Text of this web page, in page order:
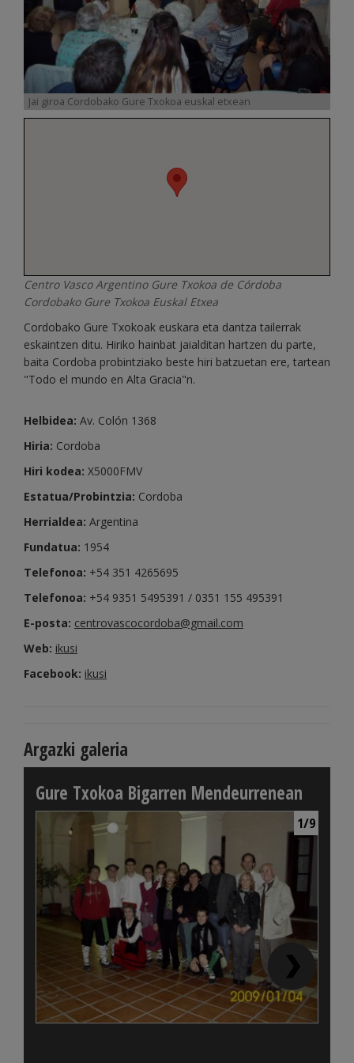
Jai giroa Cordobako Gure Txokoa euskal etxean
Centro Vasco Argentino Gure Txokoa de Córdoba
Cordobako Gure Txokoa Euskal Etxea
Cordobako Gure Txokoak euskara eta dantza tailerrak
eskaintzen ditu. Hiriko hainbat jaialditan hartzen du parte,
baita Cordoba probintziako beste hiri batzuetan ere, tartean
"Todo el mundo en Alta Gracia"n.
Helbidea: Av. Colón 1368
Hiria: Cordoba
Hiri kodea: X5000FMV
Estatua/Probintzia: Cordoba
Herrialdea: Argentina
Fundatua: 1954
Telefonoa: +54 351 4265695
Telefonoa: +54 9351 5495391 / 0351 155 495391
E-posta: centrovascocordoba@gmail.com
Web: ikusi
Facebook: ikusi
Argazki galeria
Gure Txokoa Bigarren Mendeurrenean
1/9